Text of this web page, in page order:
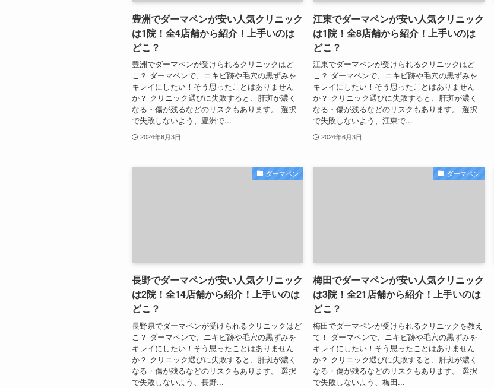
豊洲でダーマペンが安い人気クリニック
は1院！全4店舗から紹介！上手いのは
どこ？
豊洲でダーマペンが受けられるクリニックはど
こ？ ダーマペンで、ニキビ跡や毛穴の黒ずみを
キレイにしたい！そう思ったことはありません
か？ クリニック選びに失敗すると、肝斑が濃く
なる・傷が残るなどのリスクもあります。 選択
で失敗しないよう、豊洲で...
2024年6月3日
江東でダーマペンが安い人気クリニック
は1院！全8店舗から紹介！上手いのは
どこ？
江東でダーマペンが受けられるクリニックはど
こ？ ダーマペンで、ニキビ跡や毛穴の黒ずみを
キレイにしたい！そう思ったことはありません
か？ クリニック選びに失敗すると、肝斑が濃く
なる・傷が残るなどのリスクもあります。 選択
で失敗しないよう、江東で...
2024年6月3日
ダーマペン
長野でダーマペンが安い人気クリニック
は2院！全14店舗から紹介！上手いのは
どこ？
長野県でダーマペンが受けられるクリニックはど
こ？ ダーマペンで、ニキビ跡や毛穴の黒ずみを
キレイにしたい！そう思ったことはありません
か？ クリニック選びに失敗すると、肝斑が濃く
なる・傷が残るなどのリスクもあります。 選択
で失敗しないよう、長野...
ダーマペン
梅田でダーマペンが安い人気クリニック
は3院！全21店舗から紹介！上手いのは
どこ？
梅田でダーマペンが受けられるクリニックを教え
て！ ダーマペンで、ニキビ跡や毛穴の黒ずみを
キレイにしたい！そう思ったことはありません
か？ クリニック選びに失敗すると、肝斑が濃く
なる・傷が残るなどのリスクもあります。 選択
で失敗しないよう、梅田...